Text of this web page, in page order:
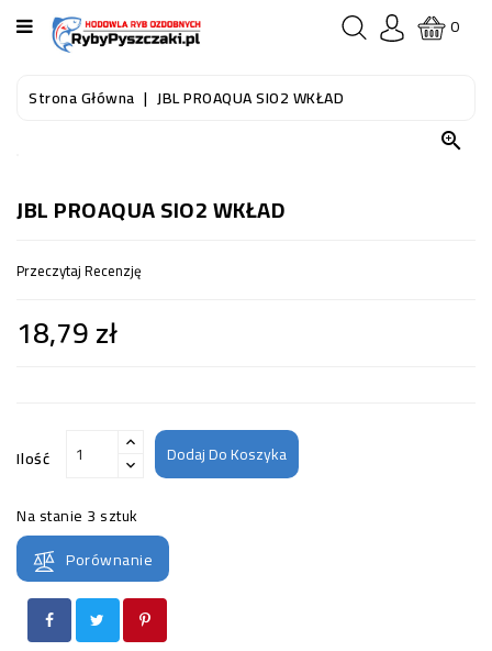
KATEGORIA
STRONA
AKWARIOWE
DO
WODNEGO
(SPRZĘT)
OCZKO
WODNE
(SPRZĘT)
KONTAKT
0
Strona Główna JBL PROAQUA SIO2 WKŁAD

JBL PROAQUA SIO2 WKŁAD
Przeczytaj Recenzję
18,79 zł
Ilość Dodaj Do Koszyka
Na stanie 3 sztuk
Porównanie